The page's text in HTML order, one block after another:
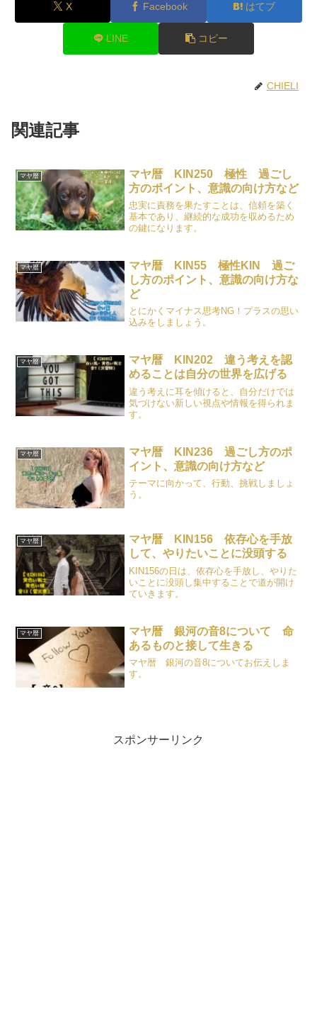
X Facebook はてブ
LINE コピー
CHIELI
関連記事
マヤ暦
マヤ暦 KIN250 極性 過ごし
方のポイント、意識の向け方など
忠実に責務を果たすことは、信頼を築く
基本であり、継続的な成功を収めるため
の鍵になります。
マヤ暦
マヤ暦 KIN55 極性KIN 過ご
し方のポイント、意識の向け方な
ど
とにかくマイナス思考NG！プラスの思い
込みをしましょう。
マヤ暦
マヤ暦 KIN202 違う考えを認
めることは自分の世界を広げる
違う考えに耳を傾けると、自分だけでは
気づけない新しい視点や情報を得られま
す。
マヤ暦
マヤ暦 KIN236 過ごし方のポ
イント、意識の向け方など
テーマに向かって、行動、挑戦しましょ
う。
マヤ暦
マヤ暦 KIN156 依存心を手放
して、やりたいことに没頭する
KIN156の日は、依存心を手放し、やりた
いことに没頭し集中することで道が開け
ていきます。
マヤ暦
マヤ暦 銀河の音8について 命
あるものと接して生きる
マヤ暦 銀河の音8についてお伝えしま
す。
スポンサーリンク